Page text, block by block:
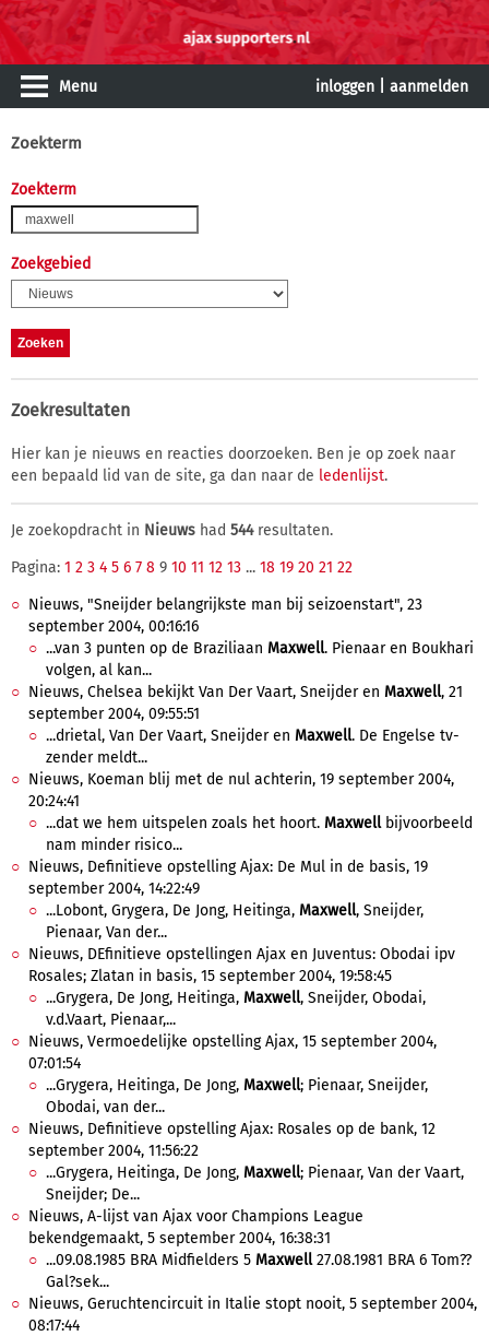
Menu inloggen aanmelden
Zoekterm
Zoekterm
Zoekgebied
Zoekresultaten
Hier kan je nieuws en reacties doorzoeken. Ben je op zoek naar
een bepaald lid van de site, ga dan naar de ledenlijst.
Je zoekopdracht in Nieuws had 544resultaten.
Pagina: 1 2 3 4 5 6 7 8 9 10 11 12 13 ... 18 19 20 21 22
Nieuws, "Sneijder belangrijkste man bij seizoenstart", 23
september 2004, 00:16:16
...van 3 punten op de Braziliaan Maxwell. Pienaar en Boukhari
volgen, al kan...
Nieuws, Chelsea bekijkt Van Der Vaart, Sneijder en Maxwell, 21
september 2004, 09:55:51
...drietal, Van Der Vaart, Sneijder en Maxwell. De Engelse tv-
zender meldt...
Nieuws, Koeman blij met de nul achterin, 19 september 2004,
20:24:41
...dat we hem uitspelen zoals het hoort. Maxwellbijvoorbeeld
nam minder risico...
Nieuws, Definitieve opstelling Ajax: De Mul in de basis, 19
september 2004, 14:22:49
...Lobont, Grygera, De Jong, Heitinga, Maxwell, Sneijder,
Pienaar, Van der...
Nieuws, DEfinitieve opstellingen Ajax en Juventus: Obodai ipv
Rosales; Zlatan in basis, 15 september 2004, 19:58:45
...Grygera, De Jong, Heitinga, Maxwell, Sneijder, Obodai,
v.d.Vaart, Pienaar,...
Nieuws, Vermoedelijke opstelling Ajax, 15 september 2004,
07:01:54
...Grygera, Heitinga, De Jong, Maxwell; Pienaar, Sneijder,
Obodai, van der...
Nieuws, Definitieve opstelling Ajax: Rosales op de bank, 12
september 2004, 11:56:22
...Grygera, Heitinga, De Jong, Maxwell; Pienaar, Van der Vaart,
Sneijder; De...
Nieuws, A-lijst van Ajax voor Champions League
bekendgemaakt, 5 september 2004, 16:38:31
...09.08.1985 BRA Midfielders 5 Maxwell27.08.1981 BRA 6 Tom??
Gal?sek...
Nieuws, Geruchtencircuit in Italie stopt nooit, 5 september 2004,
08:17:44